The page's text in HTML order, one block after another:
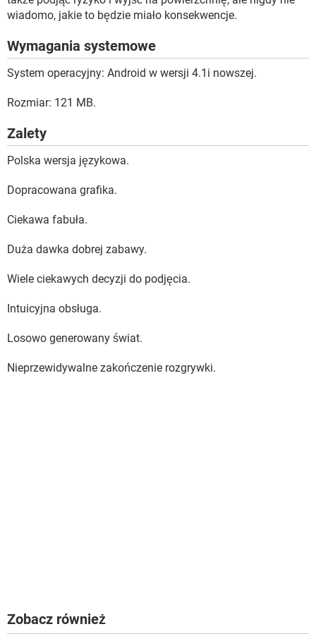
wiadomo, jakie to będzie miało konsekwencje.
Wymagania systemowe
System operacyjny: Android w wersji 4.1i nowszej.
Rozmiar: 121 MB.
Zalety
Polska wersja językowa.
Dopracowana grafika.
Ciekawa fabuła.
Duża dawka dobrej zabawy.
Wiele ciekawych decyzji do podjęcia.
Intuicyjna obsługa.
Losowo generowany świat.
Nieprzewidywalne zakończenie rozgrywki.
Zobacz również